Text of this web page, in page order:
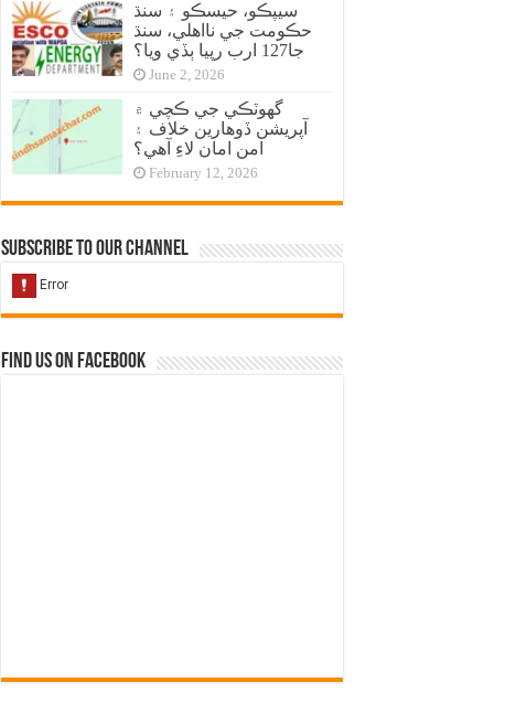
سيپڪو، حيسڪو ۽ سنڌ
حڪومت جي نااهلي، سنڌ
جا127 ارب رپيا ٻڏي ويا؟
June 2, 2026
گهوٽڪي جي ڪچي ۾
آپريشن ڏوهارين خلاف ۽
امن امان لاءِ آهي؟
February 12, 2026
Subscribe to our Channel
Find us on Facebook